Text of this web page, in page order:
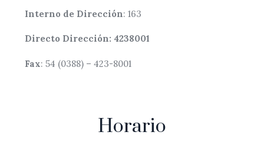
Interno de Dirección: 163
Directo Dirección: 4238001
Fax: 54 (0388) – 423-8001
Horario